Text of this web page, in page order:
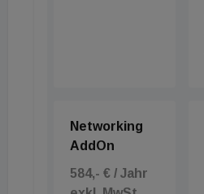
Networking
AddOn
584,- € / Jahr